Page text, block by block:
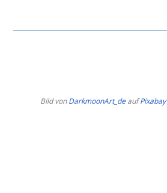
Bild vonDarkmoonArt_deaufPixabay